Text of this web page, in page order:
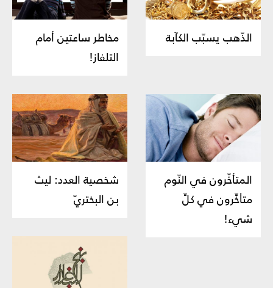
الذّهب يسبّب الكآبة
مخاطر ساعتين أمام
التلفاز!
المتأخِّرون في النّوم
متأخِّرون في كلِّ
شيء!
شخصية العدد: ليث
بن البختريّ